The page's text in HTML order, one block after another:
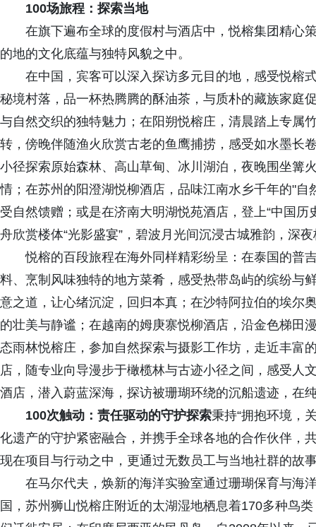
100场旅程：探索当地
在旗下遍布全球的度假村与酒店中，悦榕集团精心
的地的文化底蕴与独特风貌之中。
在中国，宾客可以深入探访多元目的地，感受悦榕
秘境村落，品一杯热腾腾的酥油茶，与质朴的藏族家庭
与自然交织的独特魅力；在阳朔悦榕庄，清晨踏上专属
转，傍晚伴随渔火欣赏古老的鱼鹰捕捞，感受如水墨长
小径探索原始森林、高山草甸、冰川湖泊，夜晚围坐篝
情；在苏州的阳澄湖悦柳酒店，品味江南水乡千年的"
受自然馈赠；或是在济南大明湖悦苑酒店，登上“中国
舟欣赏楼体“光影盛宴”，碧波月光间沉浸古城雅韵，深
悦榕的百段旅程在海外同样精彩纷呈：在泰国的普
料、烹制风味独特的地方菜肴，感受热带岛屿的缤纷与
意之道，让心绪沉淀，回归本真；在沙特阿拉伯的埃尔
的壮美与静谧；在越南的姆庚寨悦柳酒店，沿金色梯田
态雨林悦榕庄，参加自然探索与摄影工作坊，走近丰富
店，随专业向导漫步于橄榄林与古迹小径之间，感受人
酒店，潜入蔚蓝深海，探访被珊瑚环绕的沉船遗迹，在
100次触动： 责任驱动的守护探索秉持“拥抱环境，
化遗产的守护紧密融合，并携手全球各地的合作伙伴，
现在项目与行动之中，更通过无数员工与当地社群的故
在马尔代夫，焕新的海洋实验室通过珊瑚保育与海
国，苏州狮山悦榕庄附近的太湖湿地栖息着170多种鸟